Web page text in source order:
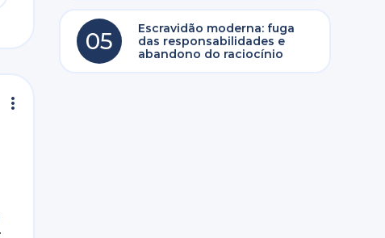
05
Escravidão moderna: fuga
das responsabilidades e
abandono do raciocínio